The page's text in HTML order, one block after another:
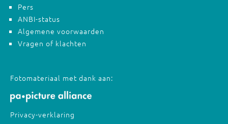
Pers
ANBI-status
Algemene voorwaarden
Vragen of klachten
Fotomateriaal met dank aan:
Privacy-verklaring